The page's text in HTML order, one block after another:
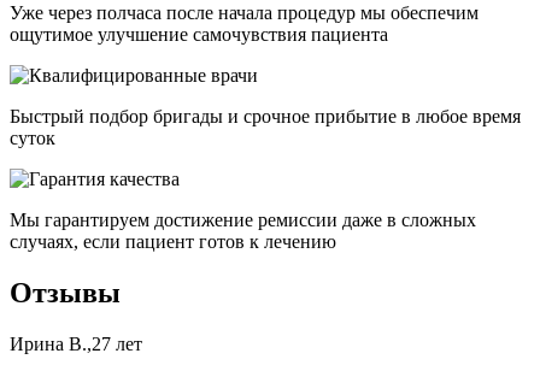
Уже через полчаса после начала процедур мы обеспечим
ощутимое улучшение самочувствия пациента
Быстрый подбор бригады и срочное прибытие в любое время
суток
Мы гарантируем достижение ремиссии даже в сложных
случаях, если пациент готов к лечению
Отзывы
Ирина В.,27 лет